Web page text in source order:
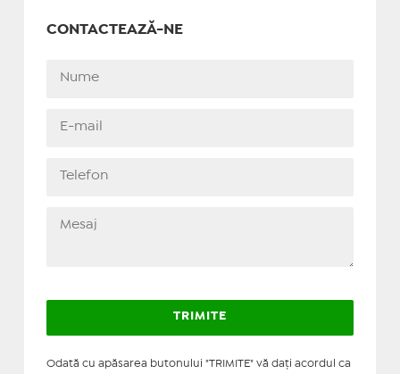
CONTACTEAZĂ-NE
Odată cu apăsarea butonului "TRIMITE" vă daţi acordul ca